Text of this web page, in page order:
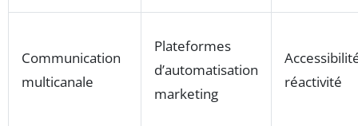
Communication
multicanale
Plateformes
d’automatisation
marketing
réactivité